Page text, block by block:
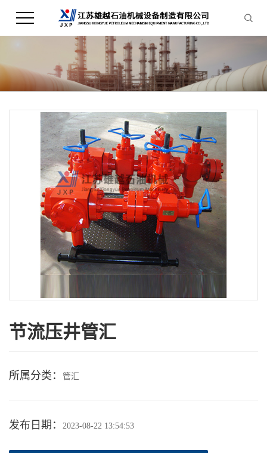
节流压井管汇
所属分类： 管汇
发布日期： 2023-08-22 13:54:53